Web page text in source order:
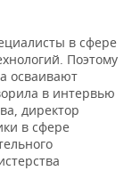
в сфере
Поэтому
осваивают
в интервью
директор
в сфере